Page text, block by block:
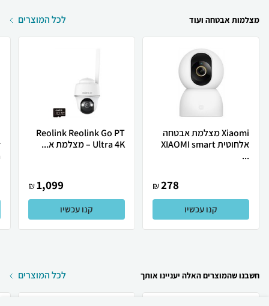
מצלמות אבטחה ועוד לכל המוצרים
Xiaomi מצלמת אבטחה
אלחוטית XIAOMI smart
...
278
₪
קנו עכשיו
Reolink Reolink Go PT
Ultra 4K – מצלמת א...
1,099
₪
קנו עכשיו
חשבנו שהמוצרים האלה יעניינו אותך לכל המוצרים